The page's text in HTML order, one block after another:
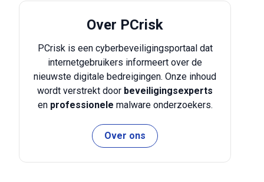
Over PCrisk
PCrisk is een cyberbeveiligingsportaal dat
internetgebruikers informeert over de
nieuwste digitale bedreigingen. Onze inhoud
wordt verstrekt door beveiligingsexperts
en professionele malware onderzoekers.
Over ons